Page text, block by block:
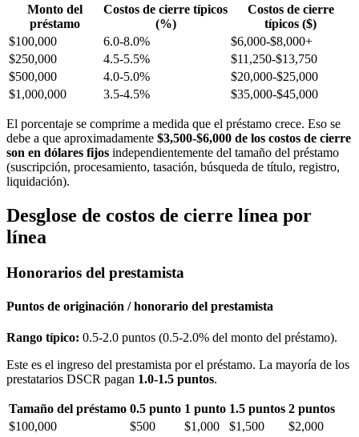
Monto del
préstamo
Costos de cierre típicos
(%)
Costos de cierre
típicos ($)
$100,000
6.0-8.0%
$6,000-$8,000+
$250,000
4.5-5.5%
$11,250-$13,750
$500,000
4.0-5.0%
$20,000-$25,000
$1,000,000
3.5-4.5% $35,000-$45,000
El porcentaje se comprime a medida que el préstamo crece. Eso se
debe a que aproximadamente $3,500-$6,000 de los costos de cierre
son en dólares fijos independientemente del tamaño del préstamo
(suscripción, procesamiento, tasación, búsqueda de título, registro,
liquidación).
Desglose de costos de cierre línea por
línea
Honorarios del prestamista
Puntos de originación / honorario del prestamista
Rango típico: 0.5-2.0 puntos (0.5-2.0% del monto del préstamo).
Este es el ingreso del prestamista por el préstamo. La mayoría de los
prestatarios DSCR pagan 1.0-1.5 puntos.
Tamaño del préstamo 0.5 punto 1 punto 1.5 puntos 2 puntos
$100,000
$500 $1,000 $1,500
$2,000